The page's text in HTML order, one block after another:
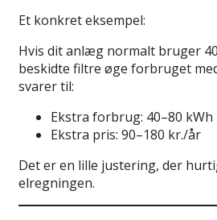
Et konkret eksempel:
Hvis dit anlæg normalt bruger
beskidte filtre øge forbruget
svarer til:
Ekstra forbrug: 40–80 kWh
Ekstra pris: 90–180 kr./år
Det er en lille justering, der
elregningen.